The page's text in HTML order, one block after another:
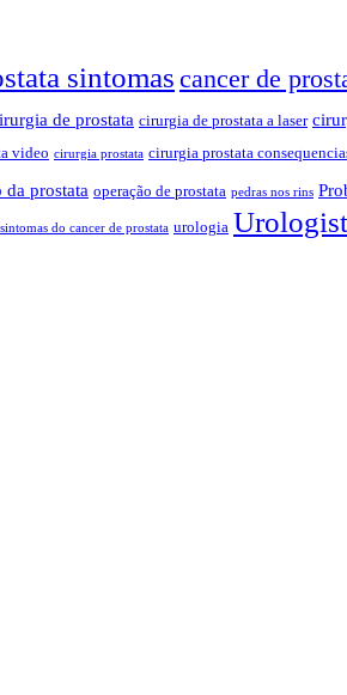
sintomas cancer de
de prostata cirurgia de prostata a laser
video cirurgia prostata cirurgia prostata
da prostata operação de prostata pedras nos rins
sintomas do cancer de prostata urologia